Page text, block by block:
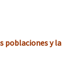
poblaciones y la